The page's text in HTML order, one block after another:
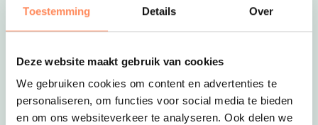
Toestemming Details Over
Deze website maakt gebruik van cookies
We gebruiken cookies om content en advertenties te
personaliseren, om functies voor social media te bieden
en om ons websiteverkeer te analyseren. Ook delen we